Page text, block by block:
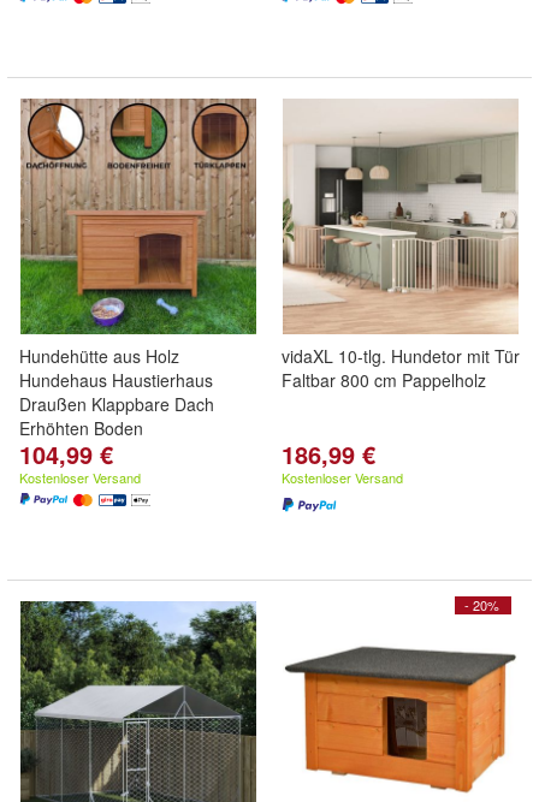
Hundehütte aus Holz
Hundehaus Haustierhaus
Draußen Klappbare Dach
Erhöhten Boden
104,99 €
Kostenloser Versand
vidaXL 10-tlg. Hundetor mit Tür
Faltbar 800 cm Pappelholz
186,99 €
Kostenloser Versand
- 20%